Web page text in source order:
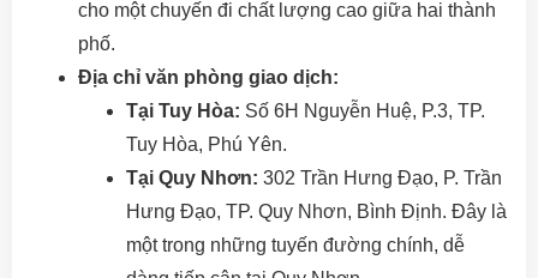
cho một chuyến đi chất lượng cao giữa hai thành
phố.
Địa chỉ văn phòng giao dịch:
Tại Tuy Hòa: Số 6H Nguyễn Huệ, P.3, TP.
Tuy Hòa, Phú Yên.
Tại Quy Nhơn: 302 Trần Hưng Đạo, P. Trần
Hưng Đạo, TP. Quy Nhơn, Bình Định. Đây là
một trong những tuyến đường chính, dễ